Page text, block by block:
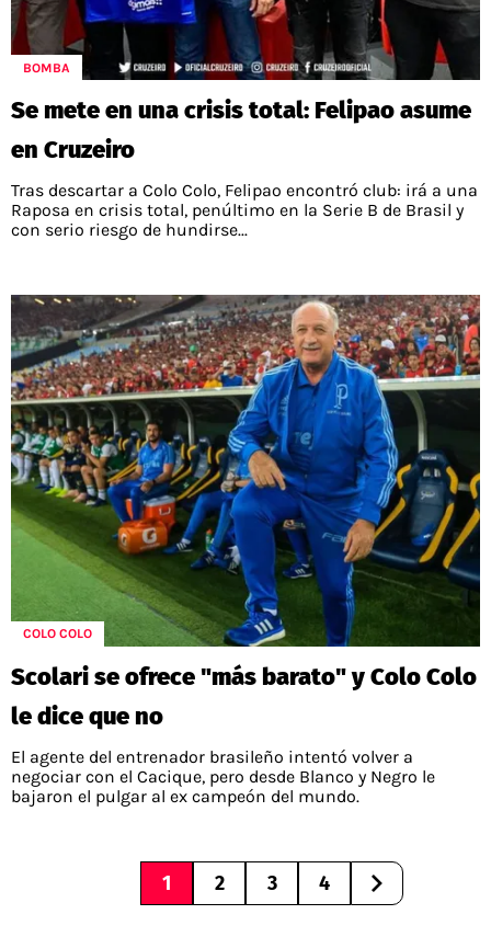
BOMBA
Se mete en una crisis total: Felipao asume
en Cruzeiro
Tras descartar a Colo Colo, Felipao encontró club: irá a una
Raposa en crisis total, penúltimo en la Serie B de Brasil y
con serio riesgo de hundirse...
COLO COLO
Scolari se ofrece "más barato" y Colo Colo
le dice que no
El agente del entrenador brasileño intentó volver a
negociar con el Cacique, pero desde Blanco y Negro le
bajaron el pulgar al ex campeón del mundo.
1 2 3 4